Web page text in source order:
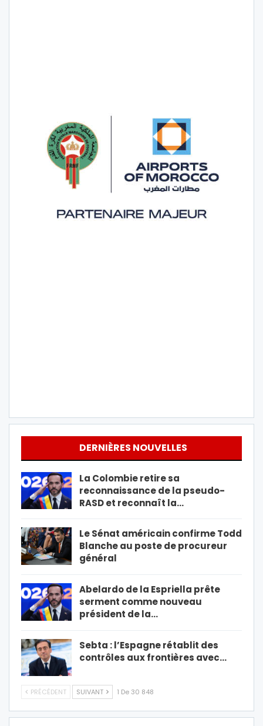
DERNIÈRES NOUVELLES
La Colombie retire sa
reconnaissance de la pseudo-
RASD et reconnaît la…
Le Sénat américain confirme Todd
Blanche au poste de procureur
général
Abelardo de la Espriella prête
serment comme nouveau
président de la…
Sebta : l’Espagne rétablit des
contrôles aux frontières avec…
PRÉCÉDENT SUIVANT 1 De 30 848